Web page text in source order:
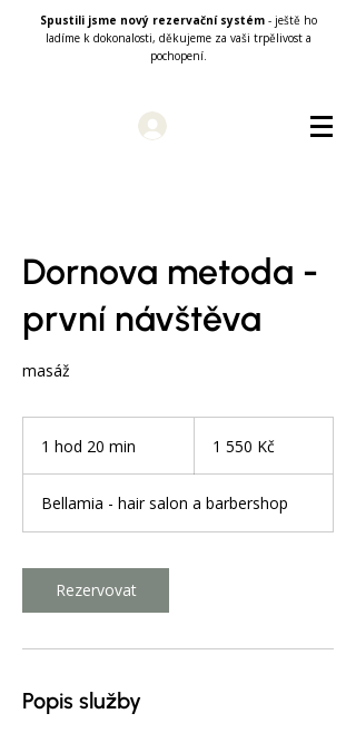
Spustili jsme nový rezervační systém- ještě ho
ladíme k dokonalosti, děkujeme za vaši trpělivost a
pochopení.
Dornova metoda -
první návštěva
masáž
1 hod 20 min
2
0
i
n
korun1 550 Kč
Bellamia - hair salon a barbershop
Rezervovat
Popis služby